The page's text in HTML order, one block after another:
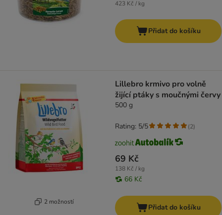
423 Kč / kg
Přidat do košíku
2 možností
Lillebro krmivo pro volně
žijící ptáky s moučnými červy
500 g
69 Kč
138 Kč / kg
66 Kč
Rating: 5/5 (2)
Přidat do košíku